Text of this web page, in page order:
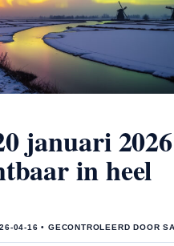
januari
in heel
04-16 • GECONTROLEERD DOOR